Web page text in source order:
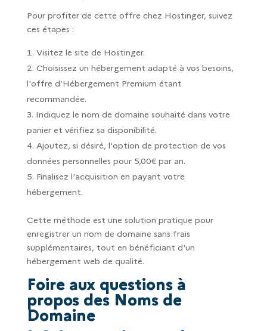
Pour profiter de cette offre chez Hostinger, suivez
ces étapes :
Visitez le site de Hostinger.
Choisissez un hébergement adapté à vos besoins,
l'offre d’Hébergement Premium étant
recommandée.
Indiquez le nom de domaine souhaité dans votre
panier et vérifiez sa disponibilité.
Ajoutez, si désiré, l'option de protection de vos
données personnelles pour 5,00€ par an.
Finalisez l'acquisition en payant votre
hébergement.
Cette méthode est une solution pratique pour
enregistrer un nom de domaine sans frais
supplémentaires, tout en bénéficiant d'un
hébergement web de qualité.
Foire aux questions à
propos des Noms de
Domaine